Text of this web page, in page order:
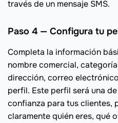
través de un mensaje SMS.
Paso 4 — Configura tu
Completa la información
nombre comercial,
dirección, correo
perfil. Este perfil será una
confianza para tus clientes,
claramente quién eres, qué